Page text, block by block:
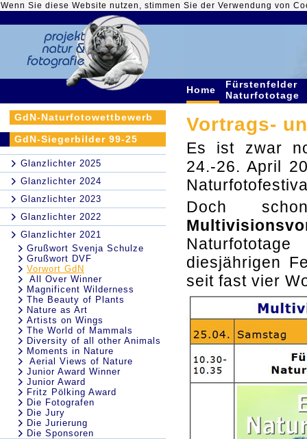
Wenn Sie diese Website nutzen, stimmen Sie der Verwendung von
Home
Fürstenfelder
Naturfototage
GdN-Naturfotowettbewerb
GdN-Siegerbilder 99-25
Glanzlichter 2025
Glanzlichter 2024
Glanzlichter 2023
Glanzlichter 2022
Glanzlichter 2021
Grußwort Svenja Schulze
Grußwort DVF
Vorwort GdN
All Over Winner
Magnificent Wilderness
The Beauty of Plants
Nature as Art
Artists on Wings
The World of Mammals
Diversity of all other Animals
Moments in Nature
Aerial Views of Nature
Junior Award Winner
Junior Award
Fritz Pölking Award
Die Fotografen
Die Jury
Die Jurierung
Die Sponsoren
Vortrags-
Es ist zwar
24.-26. April
Doch
diesjährigen
seit fast vier